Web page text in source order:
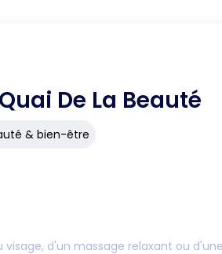
De La Beauté
& bien-être
visage, d'un massage relaxant ou